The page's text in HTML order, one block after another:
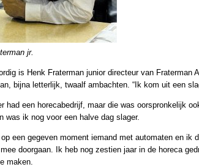
jr.
is Henk Fraterman junior directeur van
bijna letterlijk, twaalf ambachten. “Ik kom uit een
had een horecabedrijf, maar die was oorspronkelijk
was ik nog voor een halve dag slager.
een gegeven moment iemand met automaten en ik
doorgaan. Ik heb nog zestien jaar in de horeca
maken.